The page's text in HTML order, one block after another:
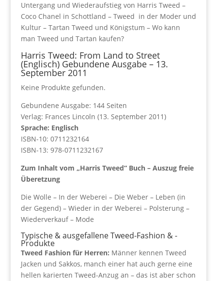
Untergang und Wiederaufstieg von Harris Tweed –
Coco Chanel in Schottland – Tweed in der Moder und
Kultur – Tartan Tweed und Königstum – Wo kann
man Tweed und Tartan kaufen?
Harris Tweed: From Land to Street
(Englisch) Gebundene Ausgabe – 13.
September 2011
Keine Produkte gefunden.
Gebundene Ausgabe: 144 Seiten
Verlag: Frances Lincoln (13. September 2011)
Sprache: Englisch
ISBN-10: 0711232164
ISBN-13: 978-0711232167
Zum Inhalt vom „Harris Tweed“ Buch – Auszug freie
Überetzung
Die Wolle – In der Weberei – Die Weber – Leben (in
der Gegend) – Wieder in der Weberei – Polsterung –
Wiederverkauf – Mode
Typische & ausgefallene Tweed-Fashion & -
Produkte
Tweed Fashion für Herren: Männer kennen Tweed
Jacken und Sakkos, manch einer hat auch gerne eine
hellen karierten Tweed-Anzug an – das ist aber schon